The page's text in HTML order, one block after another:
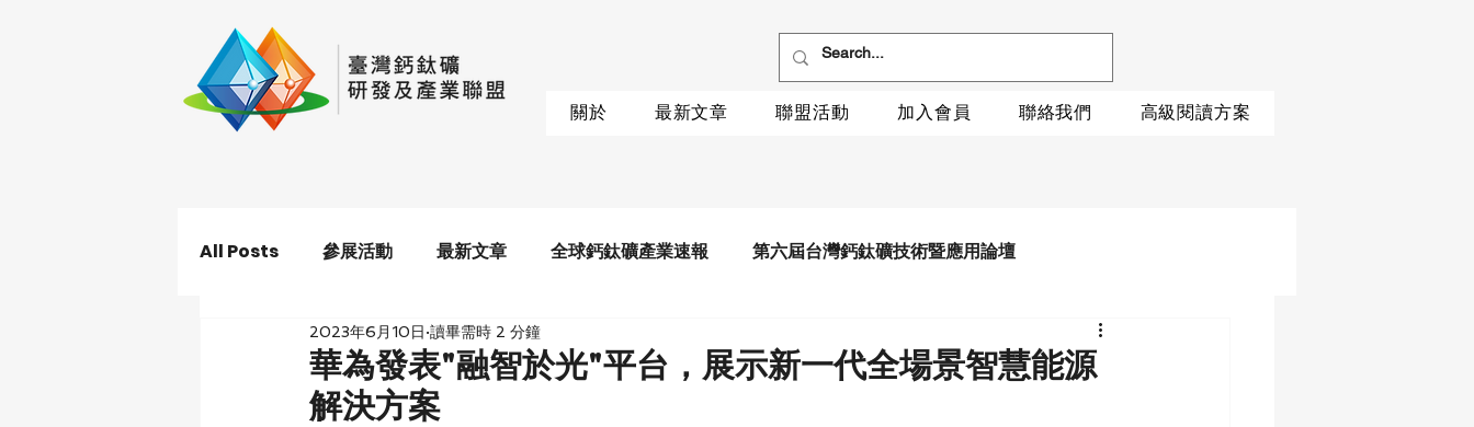
關於 最新文章 聯盟活動 加入會員 聯絡我們 高級閱讀方案
All Posts 參展活動 最新文章 全球鈣鈦礦產業速報 第六屆台灣鈣鈦礦技術暨應用論壇
華為發表"融智於光"平台，展示新一代全場景智慧能源
解決方案
2023年6月10日 讀畢需時 2 分鐘